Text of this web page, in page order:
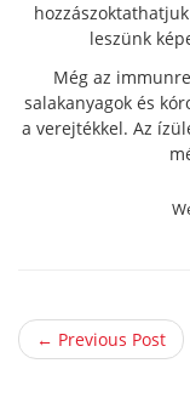
leszünk
Még az
salakanyagok és
a verejtékkel. Az
← Previous Post